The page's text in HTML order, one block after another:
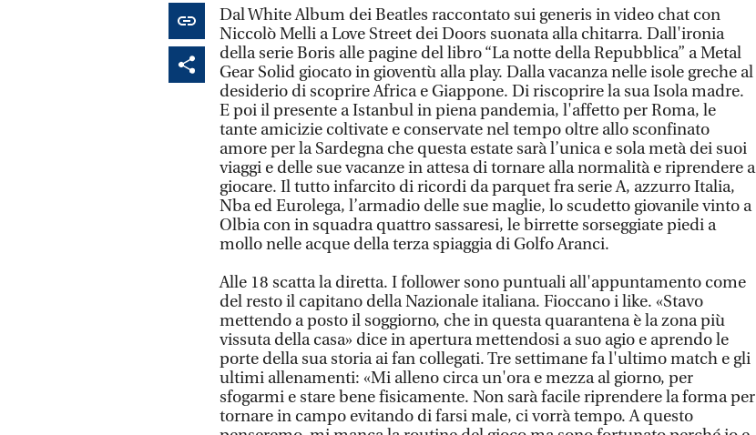
Dal White Album dei Beatles raccontato sui generis in video chat con
Niccolò Melli a Love Street dei Doors suonata alla chitarra. Dall'ironia
della serie Boris alle pagine del libro “La notte della Repubblica” a Metal
Gear Solid giocato in gioventù alla play. Dalla vacanza nelle isole greche al
desiderio di scoprire Africa e Giappone. Di riscoprire la sua Isola madre.
E poi il presente a Istanbul in piena pandemia, l'affetto per Roma, le
tante amicizie coltivate e conservate nel tempo oltre allo sconfinato
amore per la Sardegna che questa estate sarà l’unica e sola metà dei suoi
viaggi e delle sue vacanze in attesa di tornare alla normalità e riprendere a
giocare. Il tutto infarcito di ricordi da parquet fra serie A, azzurro Italia,
Nba ed Eurolega, l’armadio delle sue maglie, lo scudetto giovanile vinto a
Olbia con in squadra quattro sassaresi, le birrette sorseggiate piedi a
mollo nelle acque della terza spiaggia di Golfo Aranci.
Alle 18 scatta la diretta. I follower sono puntuali all'appuntamento come
del resto il capitano della Nazionale italiana. Fioccano i like. «Stavo
mettendo a posto il soggiorno, che in questa quarantena è la zona più
vissuta della casa» dice in apertura mettendosi a suo agio e aprendo le
porte della sua storia ai fan collegati. Tre settimane fa l'ultimo match e gli
ultimi allenamenti: «Mi alleno circa un'ora e mezza al giorno, per
sfogarmi e stare bene fisicamente. Non sarà facile riprendere la forma per
tornare in campo evitando di farsi male, ci vorrà tempo. A questo